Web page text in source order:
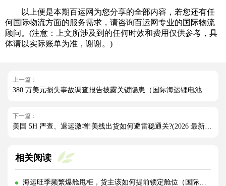
以上便是本期百运网为您分享的全部内容，若您还有任
何国际物流方面的服务需求，请咨询百运网专业的国际物流
顾问。(注意：上文所涉及到的任何时效和费用仅供参考，具
体请以实际账单为准，谢谢。)
上一篇：
380 万美元损失事故调查报告披露关键隐患（国际海运锂电池海运风险升级）
下一篇：
美国 5H 严查、退运激增!美线出货如何避雷稳通关?(2026 最新实操指南)
相关阅读
海运旺季频繁爆舱甩柜，货主该如何提前锁定舱位（国际海运干货知识分享）